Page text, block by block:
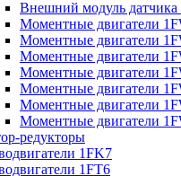
Внешний модуль датчика
Моментные двигатели
Моментные двигатели
Моментные двигатели
Моментные двигатели
Моментные двигатели
Моментные двигатели
Моментные двигатели
редукторы
1FK7
1FT6